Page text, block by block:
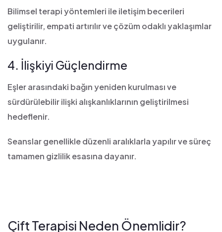
Bilimsel terapi yöntemleri ile iletişim becerileri
geliştirilir, empati artırılır ve çözüm odaklı yaklaşımlar
uygulanır.
4. İlişkiyi Güçlendirme
Eşler arasındaki bağın yeniden kurulması ve
sürdürülebilir ilişki alışkanlıklarının geliştirilmesi
hedeflenir.
Seanslar genellikle düzenli aralıklarla yapılır ve süreç
tamamen gizlilik esasına dayanır.
Çift Terapisi Neden Önemlidir?